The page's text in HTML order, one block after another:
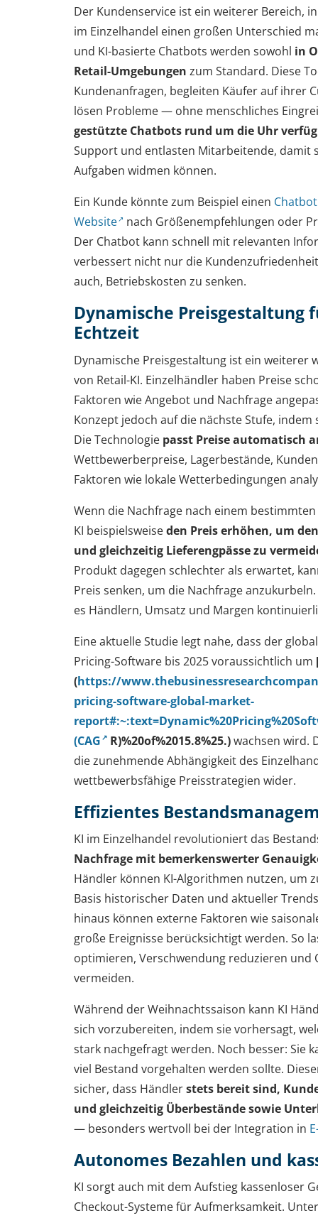
Der Kundenservice ist ein weiterer Bereich,
im Einzelhandel einen großen Unterschied
und KI-basierte Chatbots werden sowohl in
Retail-Umgebungen zum Standard. Diese
Kundenanfragen, begleiten Käufer auf ihrer
lösen Probleme — ohne menschliches
gestützte Chatbots rund um die Uhr
Support und entlasten Mitarbeitende, damit
Aufgaben widmen können.
Ein Kunde könnte zum Beispiel einen
Website
nach Größenempfehlungen oder
Der Chatbot kann schnell mit relevanten
verbessert nicht nur die
auch, Betriebskosten zu senken.
Dynamische Preisgestaltung
Echtzeit
Dynamische Preisgestaltung ist ein weiterer
von Retail-KI. Einzelhändler haben Preise
Faktoren wie Angebot und Nachfrage
Konzept jedoch auf die nächste Stufe, indem
Die Technologie passt Preise automatisch
Wettbewerberpreise, Lagerbestände,
Faktoren wie lokale Wetterbedingungen
Wenn die Nachfrage nach einem
KI beispielsweiseden Preis erhöhen, um
und gleichzeitig Lieferengpässe zu
Produkt dagegen schlechter als erwartet,
Preis senken, um die Nachfrage
es Händlern, Umsatz und Margen
Eine aktuelle Studie legt nahe, dass der
Pricing-Software bis 2025 voraussichtlich um
(https://
pricing-software-global-market-
(CAG
R)%20of%2015.8%25.)wachsen wird.
die zunehmende Abhängigkeit des
wettbewerbsfähige Preisstrategien wider.
Effizientes
KI im Einzelhandel revolutioniert das
Nachfrage mit bemerkenswerter
Händler können KI-Algorithmen nutzen, um
Basis historischer Daten und aktueller
hinaus können externe Faktoren wie
große Ereignisse berücksichtigt werden. So
optimieren, Verschwendung reduzieren und
vermeiden.
Während der Weihnachtssaison kann KI
sich vorzubereiten, indem sie vorhersagt,
stark nachgefragt werden. Noch besser: Sie
viel Bestand vorgehalten werden sollte.
sicher, dass Händlerstets bereit sind,
und gleichzeitig Überbestände sowie
— besonders wertvoll bei der Integration in
Autonomes Bezahlen und
KI sorgt auch mit dem Aufstieg kassenloser
Checkout-Systeme für Aufmerksamkeit.